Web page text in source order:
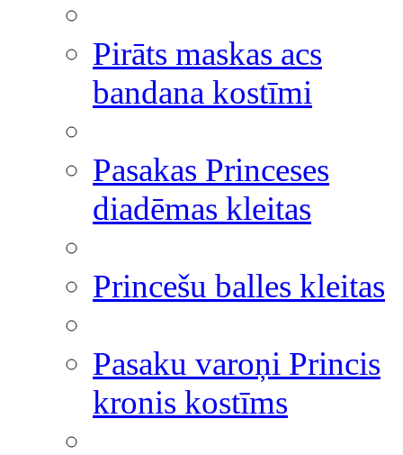
Pirāts maskas acs
bandana kostīmi
Pasakas Princeses
diadēmas kleitas
Princešu balles kleitas
Pasaku varoņi Princis
kronis kostīms